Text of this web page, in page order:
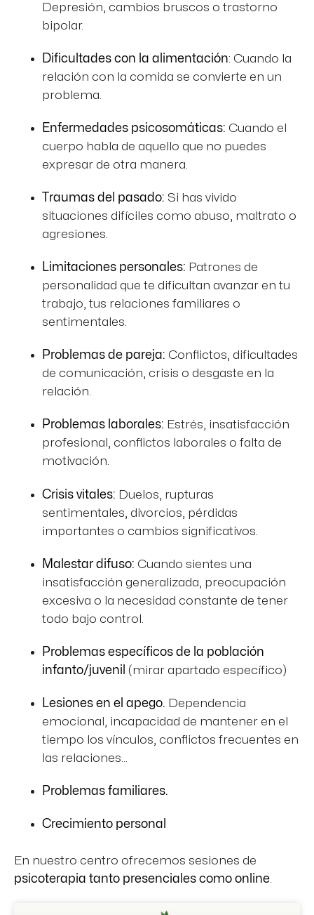
Depresión, cambios bruscos o trastorno
bipolar.
Dificultades con la alimentación: Cuando la
relación con la comida se convierte en un
problema.
Enfermedades psicosomáticas: Cuando el
cuerpo habla de aquello que no puedes
expresar de otra manera.
Traumas del pasado: Si has vivido
situaciones difíciles como abuso, maltrato o
agresiones.
Limitaciones personales: Patrones de
personalidad que te dificultan avanzar en tu
trabajo, tus relaciones familiares o
sentimentales.
Problemas de pareja: Conflictos, dificultades
de comunicación, crisis o desgaste en la
relación.
Problemas laborales: Estrés, insatisfacción
profesional, conflictos laborales o falta de
motivación.
Crisis vitales: Duelos, rupturas
sentimentales, divorcios, pérdidas
importantes o cambios significativos.
Malestar difuso: Cuando sientes una
insatisfacción generalizada, preocupación
excesiva o la necesidad constante de tener
todo bajo control.
Problemas específicos de la población
infanto/juvenil (mirar apartado específico)
Lesiones en el apego. Dependencia
emocional, incapacidad de mantener en el
tiempo los vínculos, conflictos frecuentes en
las relaciones…
Problemas familiares.
Crecimiento personal
En nuestro centro ofrecemos sesiones de
psicoterapia tanto presenciales como online.